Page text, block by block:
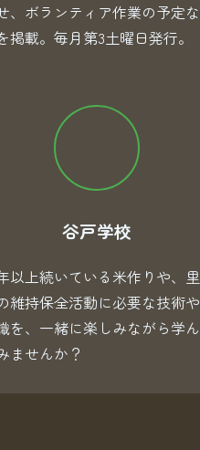
、ボランティア作業の予定な
掲載。毎月第3土曜日発行。
谷戸学校
以上続いている米作りや、里
維持保全活動に必要な技術や
を、一緒に楽しみながら学ん
ませんか？